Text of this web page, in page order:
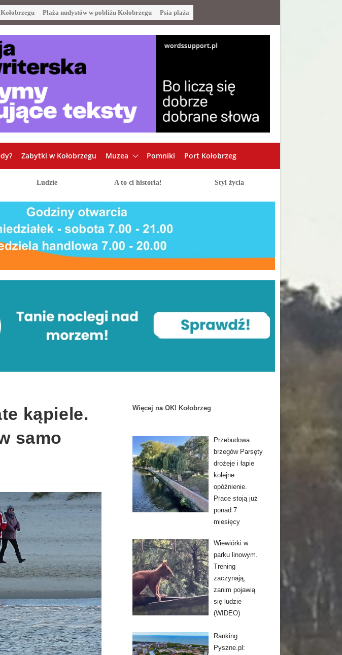
Plaża nudystów w pobliżu Kołobrzegu Psia plaża
Zabytki w Kołobrzegu Muzea Pomniki Port Kołobrzeg
Ludzie A to ci historia! Styl życia
kąpiele.
samo
Więcej na OK! Kołobrzeg
Przebudowa
brzegów Parsęty
drożeje i łapie
kolejne
opóźnienie.
Prace stoją już
ponad 7
miesięcy
Wiewiórki w
parku linowym.
Trening
zaczynają,
zanim pojawią
się ludzie
(WIDEO)
Ranking
Pyszne.pl: